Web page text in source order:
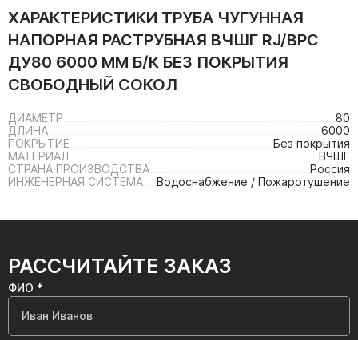
ХАРАКТЕРИСТИКИ ТРУБА ЧУГУННАЯ
НАПОРНАЯ РАСТРУБНАЯ ВЧШГ RJ/ВРС
ДУ80 6000 ММ Б/К БЕЗ ПОКРЫТИЯ
СВОБОДНЫЙ СОКОЛ
ДИАМЕТР
80
ДЛИНА
6000
ПОКРЫТИЕ
Без покрытия
МАТЕРИАЛ
ВЧШГ
СТРАНА ПРОИЗВОДСТВА
Россия
ИНЖЕНЕРНАЯ СИСТЕМА
Водоснабжение / Пожаротушение
РАССЧИТАЙТЕ ЗАКАЗ
ФИО *